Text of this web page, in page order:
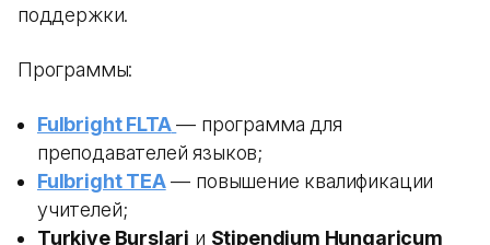
поддержки.
Программы:
Fulbright FLTA — программа для
преподавателей языков;
Fulbright TEA— повышение квалификации
учителей;
Turkiye Burslari и Stipendium Hungaricum